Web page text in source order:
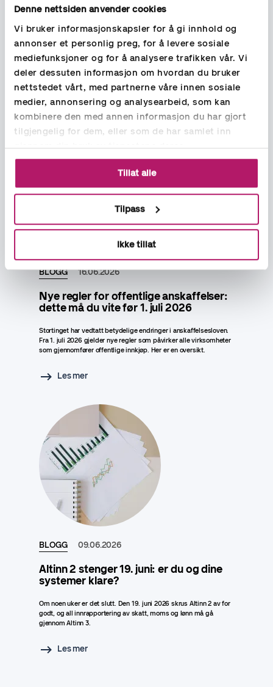
Denne nettsiden anvender cookies
Vi bruker informasjonskapsler for å gi innhold og
annonser et personlig preg, for å levere sosiale
mediefunksjoner og for å analysere trafikken vår. Vi
deler dessuten informasjon om hvordan du bruker
nettstedet vårt, med partnerne våre innen sosiale
medier, annonsering og analysearbeid, som kan
kombinere den med annen informasjon du har gjort
tilgjengelig for dem, eller som de har samlet inn
gjennom din bruk av tjenestene deres.
Tillat alle
Tilpass
Ikke tillat
Cyberangrep i sommer: Slik beskytter
du bedriften din før ferien
Sommeren er høysesong for cyberangrep. Lær hvordan du sikrer
bedriften din med en enkel sjekkliste fra en sikkerhetsekspert –
før du drar på ferie.
Les mer
BLOGG 16.06.2026
Nye regler for offentlige anskaffelser:
dette må du vite før 1. juli 2026
Stortinget har vedtatt betydelige endringer i anskaffelsesloven.
Fra 1. juli 2026 gjelder nye regler som påvirker alle virksomheter
som gjennomfører offentlige innkjøp. Her er en oversikt.
Les mer
BLOGG 09.06.2026
Altinn 2 stenger 19. juni: er du og dine
systemer klare?
Om noen uker er det slutt. Den 19. juni 2026 skrus Altinn 2 av for
godt, og all innrapportering av skatt, moms og lønn må gå
gjennom Altinn 3.
Les mer